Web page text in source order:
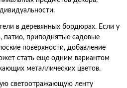
в деревянных бордюрах. Если у
патио, приподнятые садовые
поверхности, добавление
стать еще одним вариантом
металлических цветов.
светоотражающую ленту